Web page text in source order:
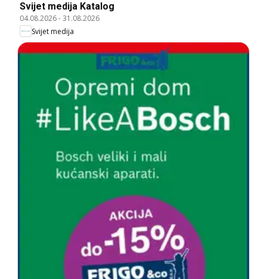
Svijet medija Katalog
04.08.2026-31.08.2026
Svijet medija